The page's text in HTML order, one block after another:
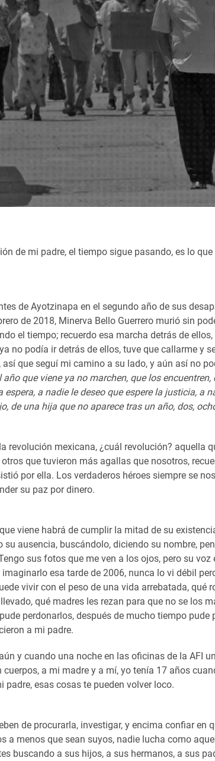
de mi padre, el tiempo sigue pasando, es lo
de Ayotzinapa en el segundo año de sus
de 2018, Minerva Bello Guerrero murió sin
el tiempo; recuerdo esa marcha detrás de
no podía ir detrás de ellos, tuve que callarme y
que seguí mi camino a su lado, y aún así no
año que viene ya no marchen, que los encuentren,
a nadie le deseo que espere la justicia, a
de una hija que no aparece tras un año, dos,
revolución mexicana, ¿cuál revolución? aquella
que tuvieron más agallas que nosotros,
por ella. Los verdaderos héroes siempre se
su paz por dinero.
viene habrá de cumplir la mitad de su
ausencia, buscándolo, diciendo su nombre,
sus fotos que me ven a los ojos, pero su voz
esa tarde de 2006, nunca lo vi débil
vivir con el peso de una vida arrebatada, qué
qué madres les rezan para que no se los
perdonarlos, después de mucho tiempo pude
a mi padre.
y cuando una noche en las oficinas de la AFI
a mi madre y a mí, yo tenía 17 años
esas cosas te pueden volver loco.
de procurarla, investigar, y encima confiar en
a menos que sean suyos, nadie lucha como
buscando a sus hijos, a sus hermanos, a sus